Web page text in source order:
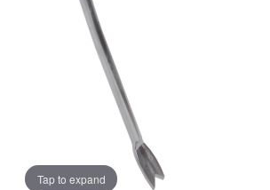
Tap to expand